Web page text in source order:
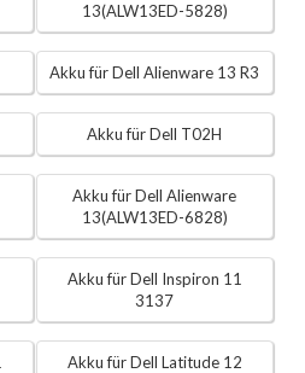
13(ALW13ED-5828)
Akku für Dell Alienware 13 R3
Akku für Dell T02H
Akku für Dell Alienware
13(ALW13ED-6828)
Akku für Dell Inspiron 11
3137
Akku für Dell Latitude 12